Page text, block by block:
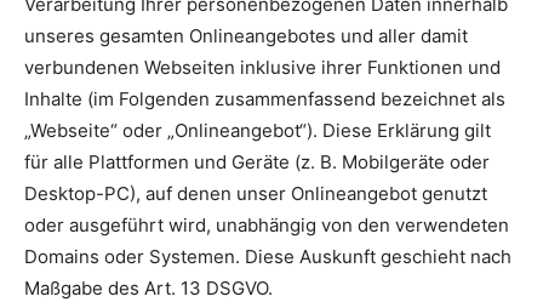
unseres gesamten Onlineangebotes und aller damit
verbundenen Webseiten inklusive ihrer Funktionen und
Inhalte (im Folgenden zusammenfassend bezeichnet als
„Webseite“ oder „Onlineangebot“). Diese Erklärung gilt
für alle Plattformen und Geräte (z. B. Mobilgeräte oder
Desktop-PC), auf denen unser Onlineangebot genutzt
oder ausgeführt wird, unabhängig von den verwendeten
Domains oder Systemen. Diese Auskunft geschieht nach
Maßgabe des Art. 13 DSGVO.